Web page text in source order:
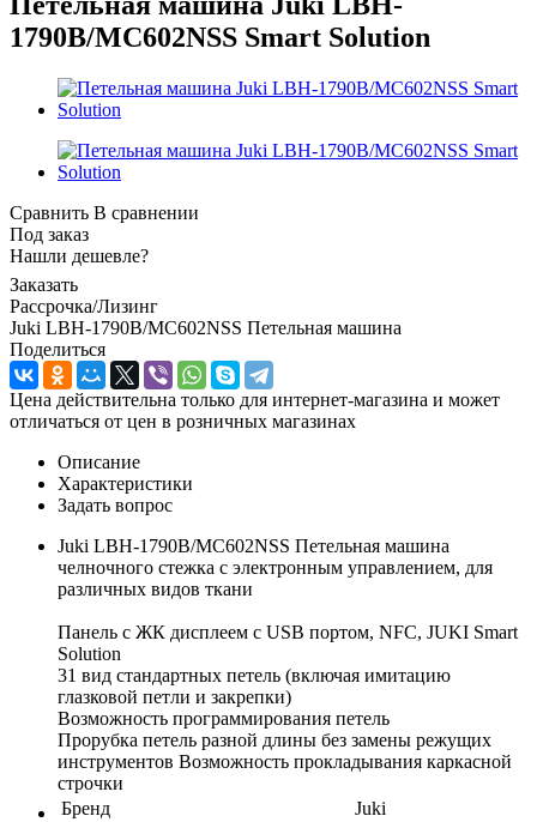
1790B/MC602NSS Smart Solution
Сравнить В сравнении
Под заказ
Нашли дешевле?
Заказать
Рассрочка/Лизинг
Juki LBH-1790B/MC602NSS Петельная машина
Поделиться
Цена действительна только для интернет-магазина и может
отличаться от цен в розничных магазинах
Описание
Характеристики
Задать вопрос
Juki LBH-1790B/MC602NSS Петельная машина
челночного стежка с электронным управлением, для
различных видов ткани
Панель с ЖК дисплеем с USB портом, NFC, JUKI Smart
Solution
31 вид стандартных петель (включая имитацию
глазковой петли и закрепки)
Возможность программирования петель
Прорубка петель разной длины без замены режущих
инструментов Возможность прокладывания каркасной
строчки
Бренд
Juki